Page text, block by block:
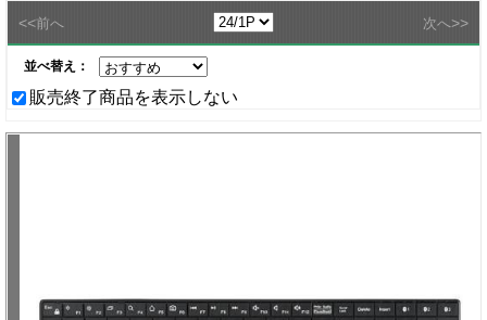
<<前へ 次へ>>
並べ替え：
販売終了商品を表示しない